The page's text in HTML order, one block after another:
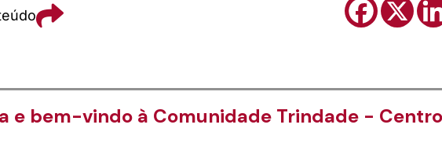
e bem-vindo à Comunidade Trindade - Centro